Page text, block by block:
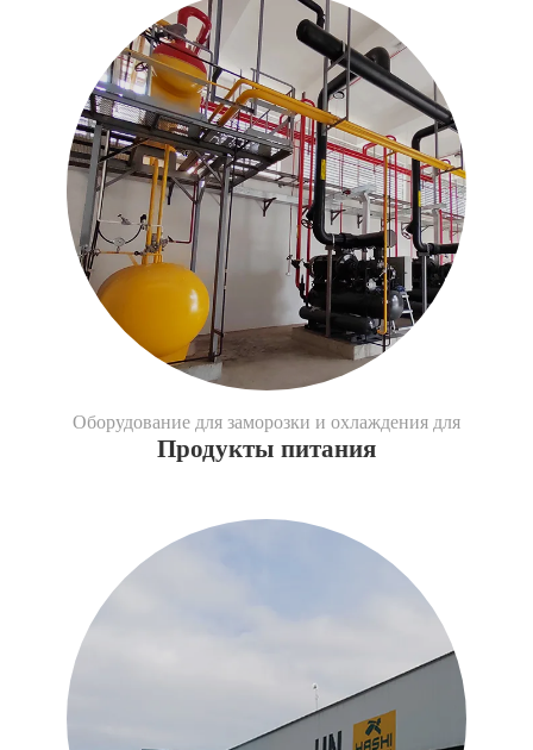
Оборудование для заморозки и охлаждения для
Продукты питания